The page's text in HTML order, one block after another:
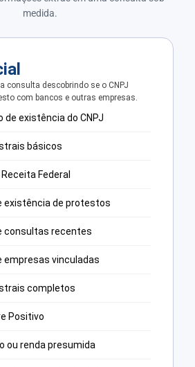
medida.
consulta descobrindo se o CNPJ
com bancos e outras empresas.
de existência do CNPJ
básicos
Federal
existência de protestos
consultas recentes
empresas vinculadas
completos
Positivo
ou renda presumida